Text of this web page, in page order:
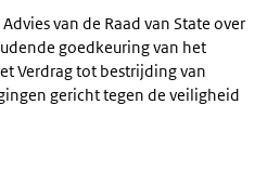
van de Raad van State over
goedkeuring van het
Verdrag tot bestrijding van
gericht tegen de veiligheid